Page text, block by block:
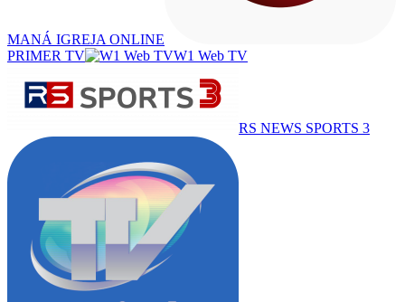
MANÁ IGREJA ONLINE
PRIMER TV
W1 Web TV
RS NEWS SPORTS 3